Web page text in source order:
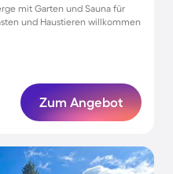
mit Garten und Sauna für
und Haustieren willkommen
Zum Angebot